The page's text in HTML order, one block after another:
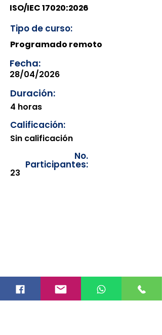
ISO/IEC 17020:2026
Tipo de curso:
Programado remoto
Fecha:
28/04/2026
Duración:
4 horas
Calificación:
Sin calificación
No.
Participantes:
23
correspondientes del año en
curso. Si requiere consultar una
constancia de años anteriores, le